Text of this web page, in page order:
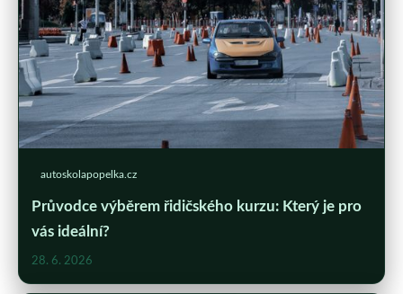
autoskolapopelka.cz
Průvodce výběrem řidičského kurzu: Který je pro
vás ideální?
28. 6. 2026